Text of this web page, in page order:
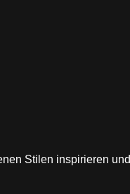
Stilen inspirieren